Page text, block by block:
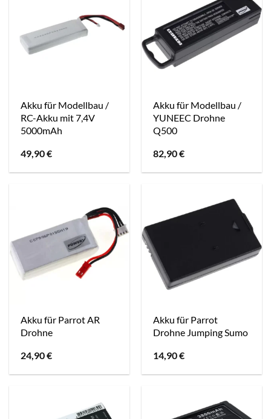
Akku für Modellbau /
RC-Akku mit 7,4V
5000mAh
49,90€
Akku für Modellbau /
YUNEEC Drohne
Q500
82,90€
Akku für Parrot AR
Drohne
24,90€
Akku für Parrot
Drohne Jumping Sumo
14,90€